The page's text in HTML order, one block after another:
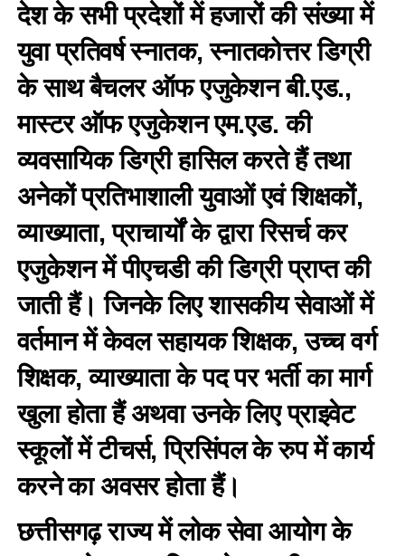
देश के सभी प्रदेशों में हजारों की संख्या में
युवा प्रतिवर्ष स्नातक, स्नातकोत्तर डिग्री
के साथ बैचलर ऑफ एजुकेशन बी.एड.,
मास्टर ऑफ एजुकेशन एम.एड. की
व्यवसायिक डिग्री हासिल करते हैं तथा
अनेकों प्रतिभाशाली युवाओं एवं शिक्षकों,
व्याख्याता, प्राचार्यों के द्वारा रिसर्च कर
एजुकेशन में पीएचडी की डिग्री प्राप्त की
जाती हैं। जिनके लिए शासकीय सेवाओं में
वर्तमान में केवल सहायक शिक्षक, उच्च वर्ग
शिक्षक, व्याख्याता के पद पर भर्ती का मार्ग
खुला होता हैं अथवा उनके लिए प्राइवेट
स्कूलों में टीचर्स, प्रिसिंपल के रुप में कार्य
करने का अवसर होता हैं।
छत्तीसगढ़ राज्य में लोक सेवा आयोग के